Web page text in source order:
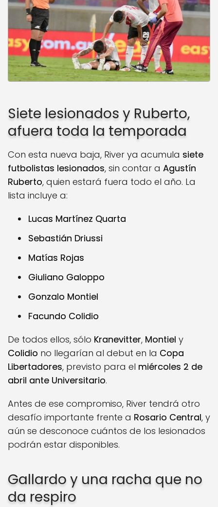
Siete lesionados y Ruberto,
afuera toda la temporada
Con esta nueva baja, River ya acumula siete
futbolistas lesionados, sin contar a Agustín
Ruberto, quien estará fuera todo el año. La
lista incluye a:
Lucas Martínez Quarta
Sebastián Driussi
Matías Rojas
Giuliano Galoppo
Gonzalo Montiel
Facundo Colidio
De todos ellos, sólo Kranevitter, Montiel y
Colidio no llegarían al debut en la Copa
Libertadores, previsto para el miércoles 2 de
abril ante Universitario.
Antes de ese compromiso, River tendrá otro
desafío importante frente a Rosario Central, y
aún se desconoce cuántos de los lesionados
podrán estar disponibles.
Gallardo y una racha que no
da respiro